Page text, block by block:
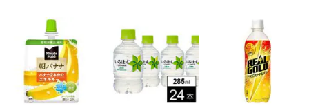
その他共通および商品カテゴリー別注意事項（※必ずご確認くだ
こちらの情報は 2026年07月09日 時点での情報となります。